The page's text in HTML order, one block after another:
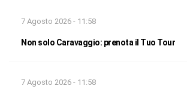
7 Agosto 2026 - 11:58
Non solo Caravaggio: prenota il Tuo Tour
7 Agosto 2026 - 11:58